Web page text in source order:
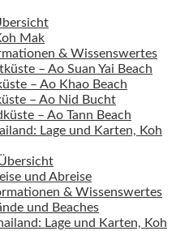
Mak
& Wissenswertes
– Ao Suan Yai Beach
– Ao Khao Beach
– Ao Nid Bucht
– Ao Tann Beach
Lage und Karten, Koh
und Abreise
& Wissenswertes
und Beaches
Lage und Karten, Koh